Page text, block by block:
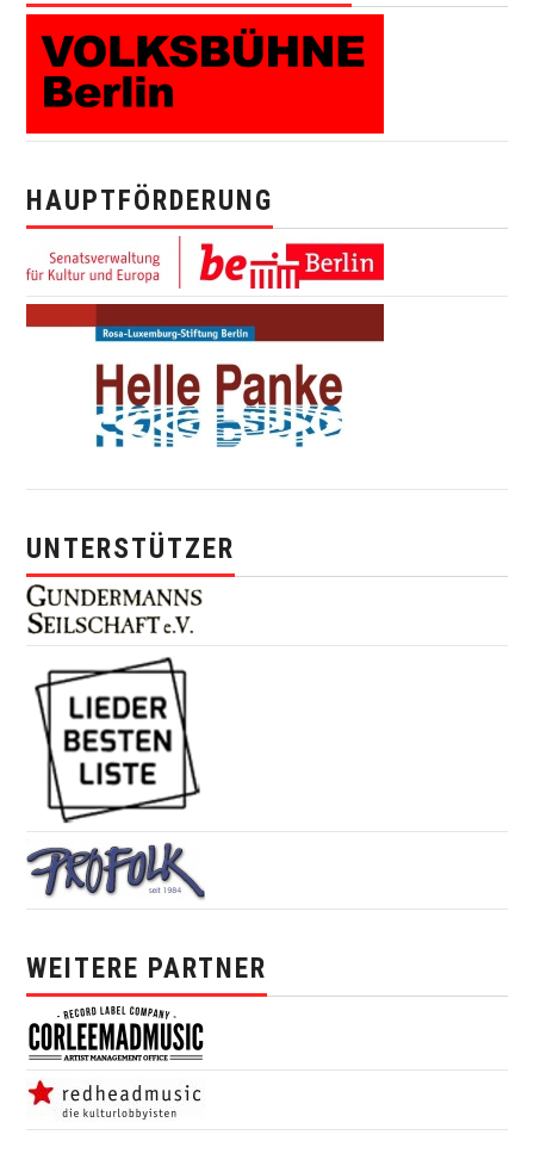
HAUPTFÖRDERUNG
UNTERSTÜTZER
WEITERE PARTNER